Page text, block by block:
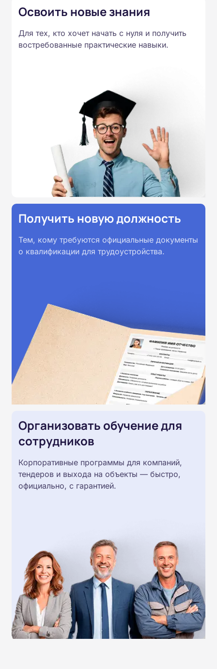
Освоить новые знания
Для тех, кто хочет начать с нуля и получить
востребованные практические навыки.
Получить новую должность
Тем, кому требуются официальные документы
о квалификации для трудоустройства.
Организовать обучение для
сотрудников
Корпоративные программы для компаний,
тендеров и выхода на объекты — быстро,
официально, с гарантией.